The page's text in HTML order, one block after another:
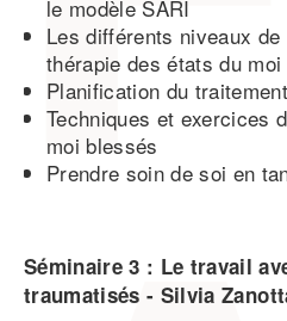
le modèle SARI
Les différents niveaux
thérapie des états du moi
Planification du traitement
Techniques et exercices
moi blessés
Prendre soin de soi en
Séminaire 3 : Le travail
traumatisés - Silvia